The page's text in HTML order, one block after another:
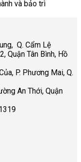
và bảo trì
Q. Cẩm Lệ
Quận Tân Bình, Hồ
P. Phương Mai, Q.
An Thới, Quận